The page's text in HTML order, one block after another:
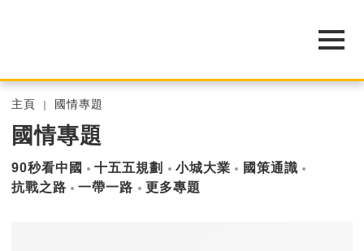
主頁 國情專題
國情專題
90秒看中國 十五五規劃 小城大業
國策通識
抗戰之路
一帶一路 更多專題